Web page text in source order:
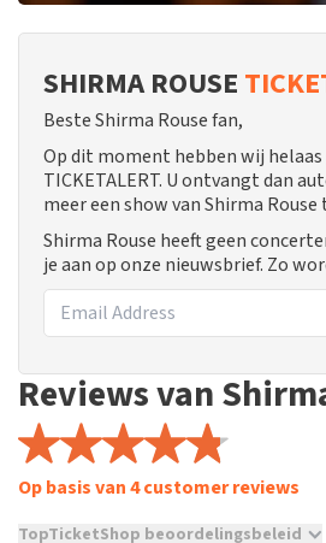
SHIRMA ROUSE
Beste Shirma Rouse fan,
Op dit moment hebben wij helaas
TICKETALERT. U ontvangt dan
meer een show van Shirma Rouse
Shirma Rouse heeft geen
je aan op onze nieuwsbrief. Zo
Reviews van
Op basis van 4 customer reviews
TopTicketShop beoordelingsbeleid